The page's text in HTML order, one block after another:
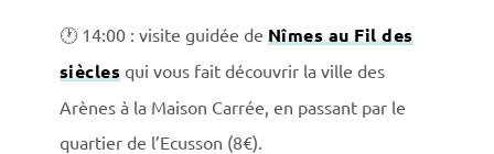
🕐 14:00 : visite guidée de Nîmes au Fil des
siècles qui vous fait découvrir la ville des
Arènes à la Maison Carrée, en passant par le
quartier de l’Ecusson (8€).